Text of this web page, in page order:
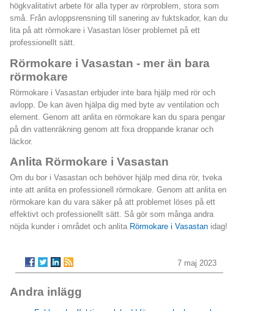
högkvalitativt arbete för alla typer av rörproblem, stora som
små. Från avloppsrensning till sanering av fuktskador, kan du
lita på att rörmokare i Vasastan löser problemet på ett
professionellt sätt.
Rörmokare i Vasastan - mer än bara
rörmokare
Rörmokare i Vasastan erbjuder inte bara hjälp med rör och
avlopp. De kan även hjälpa dig med byte av ventilation och
element. Genom att anlita en rörmokare kan du spara pengar
på din vattenräkning genom att fixa droppande kranar och
läckor.
Anlita Rörmokare i Vasastan
Om du bor i Vasastan och behöver hjälp med dina rör, tveka
inte att anlita en professionell rörmokare. Genom att anlita en
rörmokare kan du vara säker på att problemet löses på ett
effektivt och professionellt sätt. Så gör som många andra
nöjda kunder i området och anlita Rörmokare i Vasastan idag!
7 maj 2023
Andra inlägg